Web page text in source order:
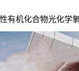
有机化合物光化学